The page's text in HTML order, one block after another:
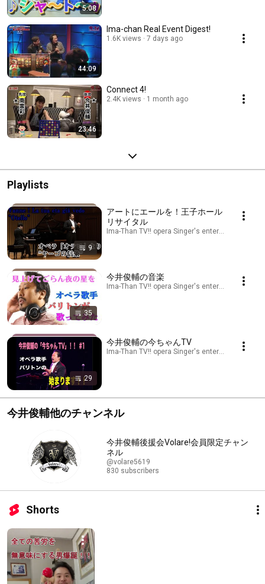
5:08
44:09
Ima-chan Real Event Digest!
1.6K views 7 days ago
23:46
Connect 4!
2.4K views 1 month ago
Playlists
9
アートにエールを！王子ホール
リサイタル
Ima-Than TV!! opera Singer's entertainment!! ·
35
今井俊輔の音楽
Ima-Than TV!! opera Singer's entertainment!! ·
29
今井俊輔の今ちゃんTV
Ima-Than TV!! opera Singer's entertainment!! ·
今井俊輔他のチャンネル
今井俊輔後援会Volare!会員限定チャン
ネル
@volare5619
830 subscribers
Shorts